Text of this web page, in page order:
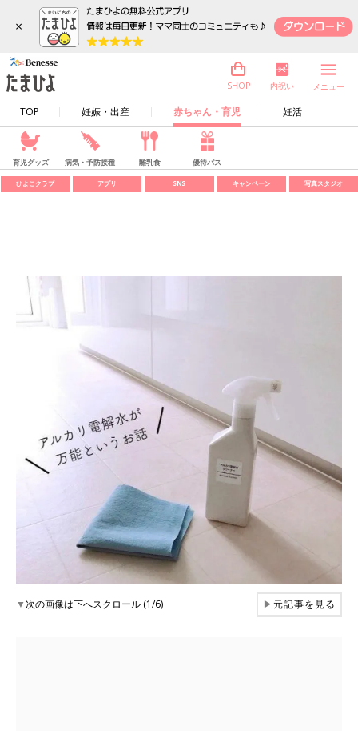
×
TOP 妊娠・出産 赤ちゃん・育児 妊活
SHOP 内祝い メニュー
育児グッズ 病気・予防接種 離乳食 優待パス
ひよこクラブ アプリ SNS キャンペーン 写真スタジオ
▼次の画像は下へスクロール (1/6) ▶元記事を見る